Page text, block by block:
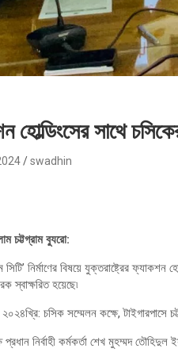
হোল্ডিংসের সাথে
swadhin
চট্টগ্রাম ব্যুরো:
সিটি’ নির্মাণের বিষয়ে যুক্তরাষ্ট্রের
স্বাক্ষরিত হয়েছে৷
চসিক সম্মেলন কক্ষে, টাইগারপাসে
প্রধান নির্বাহী কর্মকর্তা শেখ মুহম্মদ